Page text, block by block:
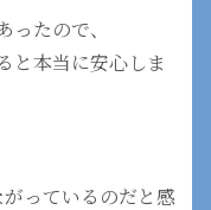
たので、
と本当に安心しま
がっているのだと感